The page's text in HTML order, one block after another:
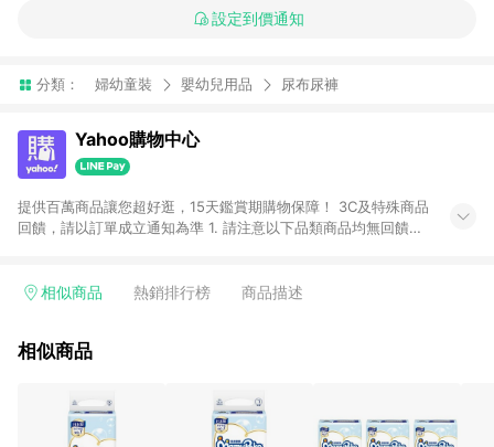
設定到價通知
分類： 婦幼童裝 嬰幼兒用品 尿布尿褲
Yahoo購物中心
提供百萬商品讓您超好逛，15天鑑賞期購物保障！ 3C及特殊商品
回饋，請以訂單成立通知為準 1. 請注意以下品類商品均無回饋：
電玩/遊戲/相機/單眼/鏡頭/拍立得 [2024/6/1起適用] -內接硬
的購回饋活動享Yahoo超贈點回饋者 - 購物中心商店之商品：商
3. 訂單回饋金額將扣除運費/購物金/超贈點/福利金/紅利折抵/折
價券等虛擬貨幣折抵 4. 大宗採購或批發轉賣不具回饋資格： 如
有相關事證認定您為大宗採購、批發轉賣而非最終消費使用者，
相似商品 熱銷排行榜 商品描述
相似商品